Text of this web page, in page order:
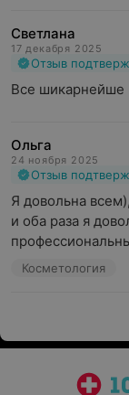
Светлана
17 декабря 2025
Отзыв
Все шикарнейше
Ольга
24 ноября 2025
Отзыв
Я довольна
и оба раза я
Косметология